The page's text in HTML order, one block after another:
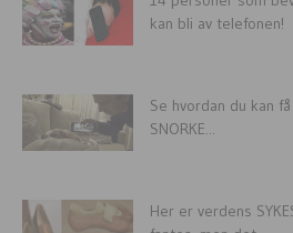
kan bli av telefonen!
Se hvordan du kan
SNORKE...
Her er verdens